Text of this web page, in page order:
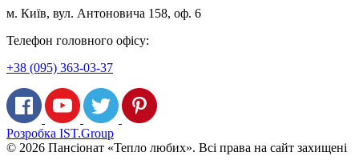
м. Київ, вул. Антоновича 158, оф. 6
Телефон головного офісу:
+38 (095) 363-03-37
Розробка IST.Group
© 2026 Пансіонат «Тепло любих». Всі права на сайт захищені